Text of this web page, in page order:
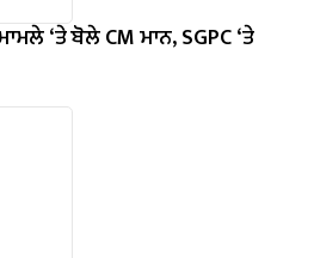
‘ਤੇ ਬੋਲੇ ​​CM ਮਾਨ, SGPC ‘ਤੇ